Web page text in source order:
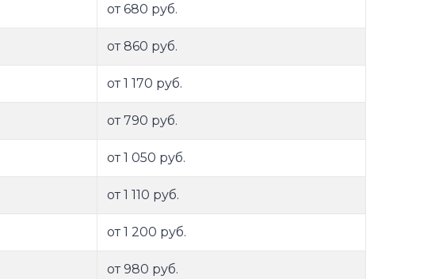
от 680 руб.
от 860 руб.
от 1 170 руб.
от 790 руб.
от 1 050 руб.
от 1 110 руб.
от 1 200 руб.
от 980 руб.